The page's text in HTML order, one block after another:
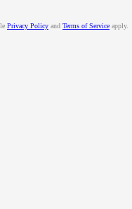
Privacy Policy and Terms of Service apply.